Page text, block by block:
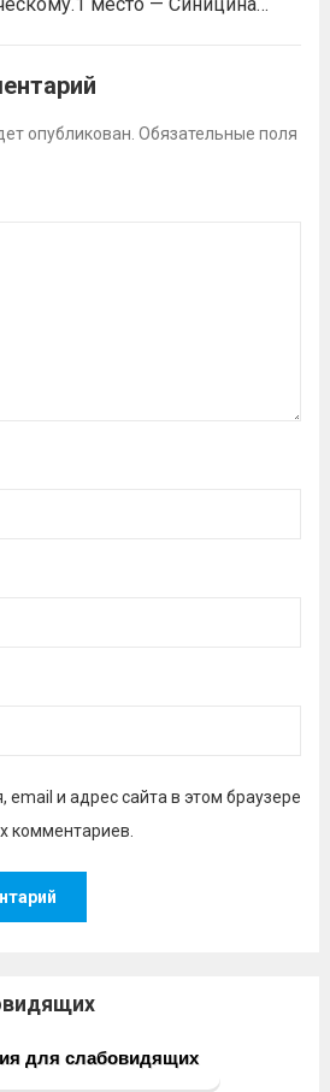
Задорина Я.С.)
опубликован. Обязательные поля
email и адрес сайта в этом браузере
комментариев.
для слабовидящих